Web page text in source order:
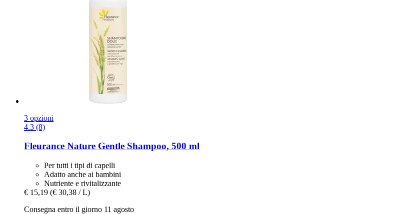
3 opzioni
4.3 (8)
Fleurance Nature Gentle Shampoo, 500 ml
Per tutti i tipi di capelli
Adatto anche ai bambini
Nutriente e rivitalizzante
€ 15,19 (€ 30,38 / L)
Consegna entro il giorno 11 agosto